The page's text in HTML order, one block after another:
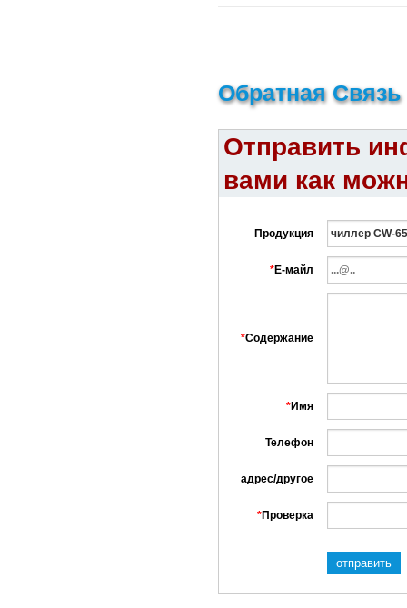
Обратная Связь
Отправить
вами как
Продукция
*Е-майл
*Содержание
*Имя
Телефон
адрес/другое
*Проверка